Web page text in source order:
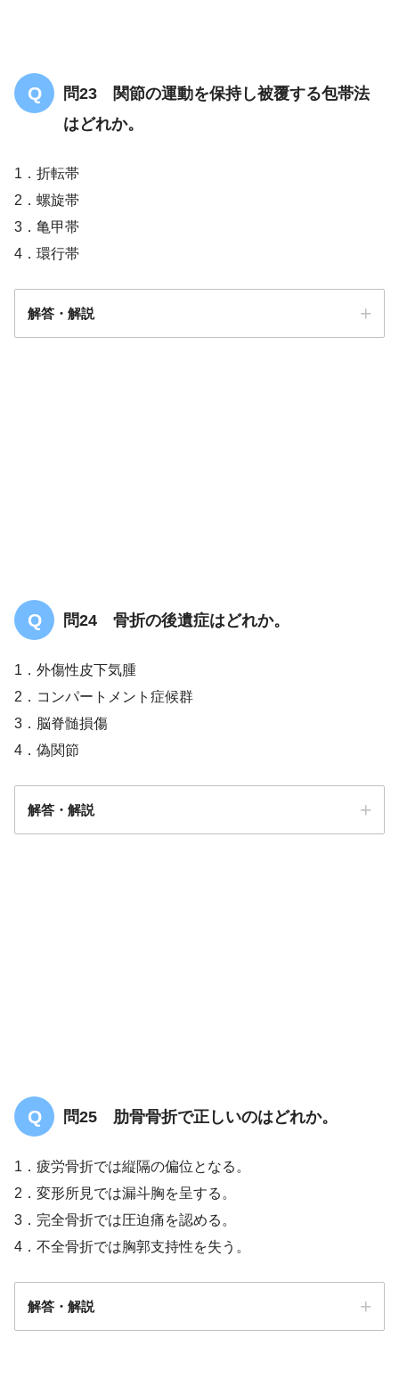
問23 関節の運動を保持し被覆する包帯法
はどれか。
1．折転帯
2．螺旋帯
3．亀甲帯
4．環行帯
解答・解説
問24 骨折の後遺症はどれか。
1．外傷性皮下気腫
2．コンパートメント症候群
3．脳脊髄損傷
4．偽関節
解答・解説
問25 肋骨骨折で正しいのはどれか。
1．疲労骨折では縦隔の偏位となる。
2．変形所見では漏斗胸を呈する。
3．完全骨折では圧迫痛を認める。
4．不全骨折では胸郭支持性を失う。
解答・解説